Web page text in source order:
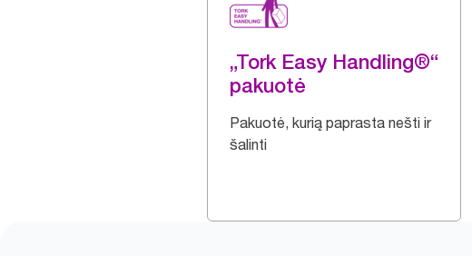
„Tork Easy Handling®“
pakuotė
Pakuotė, kurią paprasta nešti ir
šalinti